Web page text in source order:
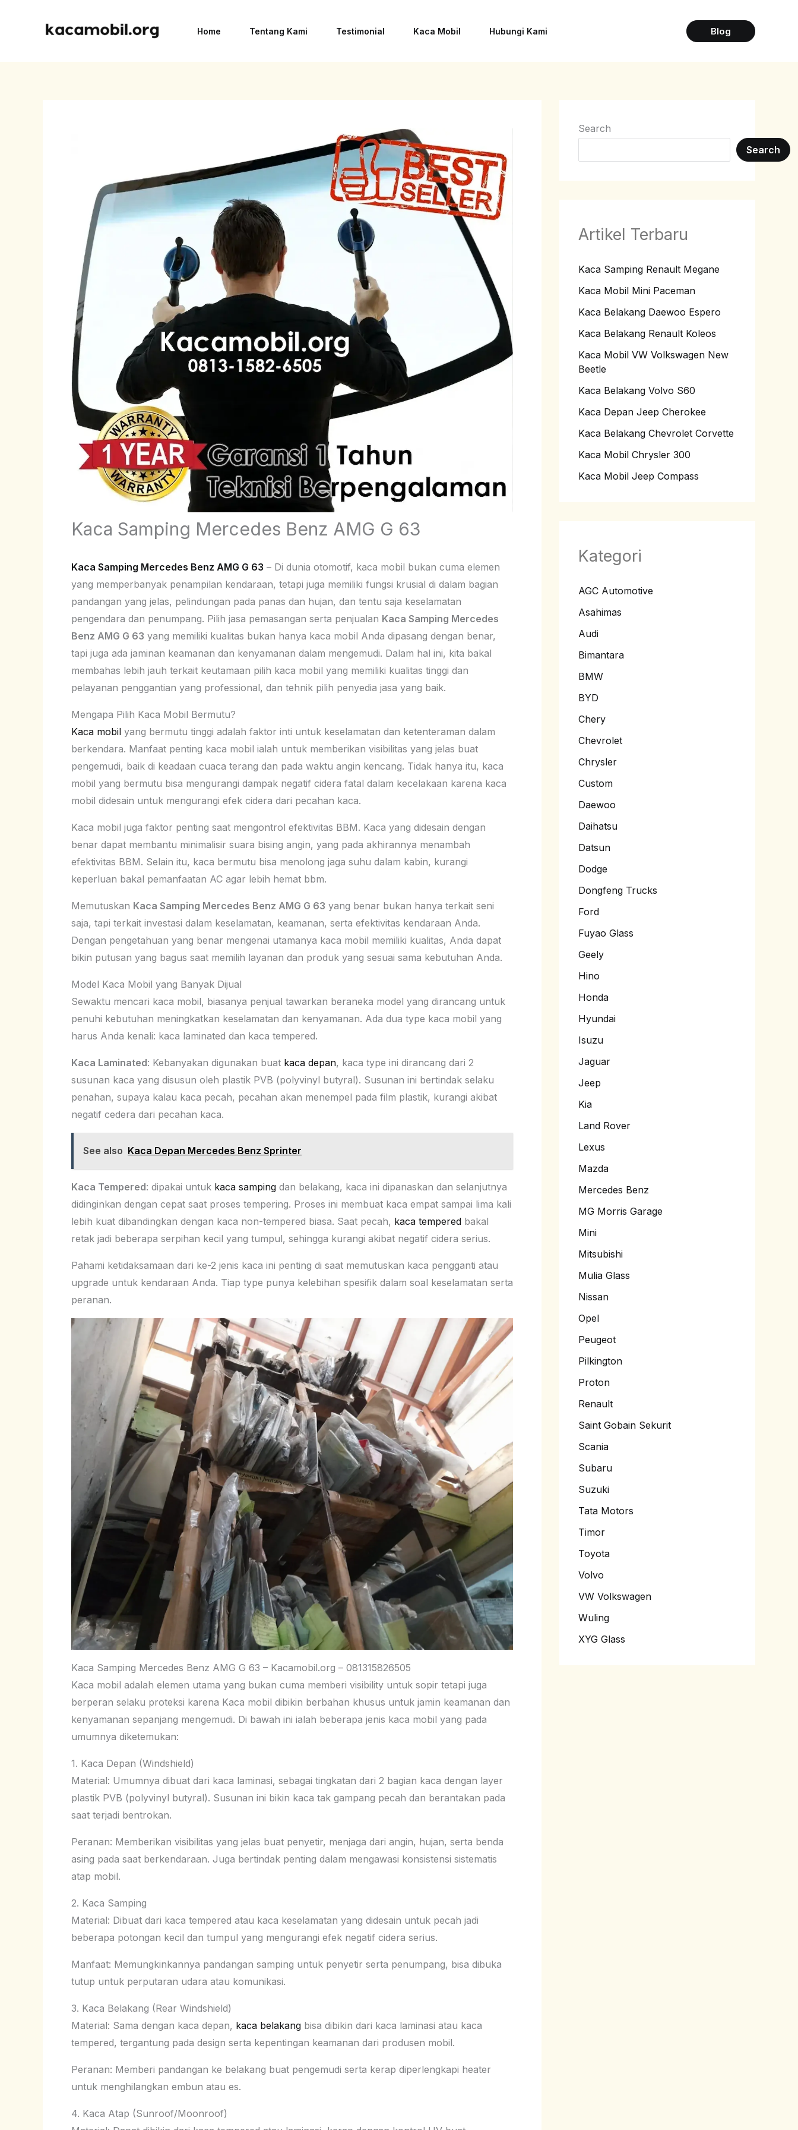
Home Tentang Kami Testimonial Kaca Mobil Hubungi Kami Blog
Kaca Samping Mercedes Benz AMG G 63
Kaca Samping Mercedes Benz AMG G 63 – Di dunia otomotif, kaca mobil bukan cuma elemen
yang memperbanyak penampilan kendaraan, tetapi juga memiliki fungsi krusial di dalam bagian
pandangan yang jelas, pelindungan pada panas dan hujan, dan tentu saja keselamatan
pengendara dan penumpang. Pilih jasa pemasangan serta penjualan Kaca Samping Mercedes
Benz AMG G 63 yang memiliki kualitas bukan hanya kaca mobil Anda dipasang dengan benar,
tapi juga ada jaminan keamanan dan kenyamanan dalam mengemudi. Dalam hal ini, kita bakal
membahas lebih jauh terkait keutamaan pilih kaca mobil yang memiliki kualitas tinggi dan
pelayanan penggantian yang professional, dan tehnik pilih penyedia jasa yang baik.
Mengapa Pilih Kaca Mobil Bermutu?
Kaca mobil yang bermutu tinggi adalah faktor inti untuk keselamatan dan ketenteraman dalam
berkendara. Manfaat penting kaca mobil ialah untuk memberikan visibilitas yang jelas buat
pengemudi, baik di keadaan cuaca terang dan pada waktu angin kencang. Tidak hanya itu, kaca
mobil yang bermutu bisa mengurangi dampak negatif cidera fatal dalam kecelakaan karena kaca
mobil didesain untuk mengurangi efek cidera dari pecahan kaca.
Kaca mobil juga faktor penting saat mengontrol efektivitas BBM. Kaca yang didesain dengan
benar dapat membantu minimalisir suara bising angin, yang pada akhirannya menambah
efektivitas BBM. Selain itu, kaca bermutu bisa menolong jaga suhu dalam kabin, kurangi
keperluan bakal pemanfaatan AC agar lebih hemat bbm.
Memutuskan Kaca Samping Mercedes Benz AMG G 63 yang benar bukan hanya terkait seni
saja, tapi terkait investasi dalam keselamatan, keamanan, serta efektivitas kendaraan Anda.
Dengan pengetahuan yang benar mengenai utamanya kaca mobil memiliki kualitas, Anda dapat
bikin putusan yang bagus saat memilih layanan dan produk yang sesuai sama kebutuhan Anda.
Model Kaca Mobil yang Banyak Dijual
Sewaktu mencari kaca mobil, biasanya penjual tawarkan beraneka model yang dirancang untuk
penuhi kebutuhan meningkatkan keselamatan dan kenyamanan. Ada dua type kaca mobil yang
harus Anda kenali: kaca laminated dan kaca tempered.
Kaca Laminated: Kebanyakan digunakan buat kaca depan, kaca type ini dirancang dari 2
susunan kaca yang disusun oleh plastik PVB (polyvinyl butyral). Susunan ini bertindak selaku
penahan, supaya kalau kaca pecah, pecahan akan menempel pada film plastik, kurangi akibat
negatif cedera dari pecahan kaca.
See also Kaca Depan Mercedes Benz Sprinter
Kaca Tempered: dipakai untuk kaca samping dan belakang, kaca ini dipanaskan dan selanjutnya
didinginkan dengan cepat saat proses tempering. Proses ini membuat kaca empat sampai lima kali
lebih kuat dibandingkan dengan kaca non-tempered biasa. Saat pecah, kaca tempered bakal
retak jadi beberapa serpihan kecil yang tumpul, sehingga kurangi akibat negatif cidera serius.
Pahami ketidaksamaan dari ke-2 jenis kaca ini penting di saat memutuskan kaca pengganti atau
upgrade untuk kendaraan Anda. Tiap type punya kelebihan spesifik dalam soal keselamatan serta
peranan.
Kaca Samping Mercedes Benz AMG G 63 – Kacamobil.org – 081315826505
Kaca mobil adalah elemen utama yang bukan cuma memberi visibility untuk sopir tetapi juga
berperan selaku proteksi karena Kaca mobil dibikin berbahan khusus untuk jamin keamanan dan
kenyamanan sepanjang mengemudi. Di bawah ini ialah beberapa jenis kaca mobil yang pada
umumnya diketemukan:
1. Kaca Depan (Windshield)
Material: Umumnya dibuat dari kaca laminasi, sebagai tingkatan dari 2 bagian kaca dengan layer
plastik PVB (polyvinyl butyral). Susunan ini bikin kaca tak gampang pecah dan berantakan pada
saat terjadi bentrokan.
Peranan: Memberikan visibilitas yang jelas buat penyetir, menjaga dari angin, hujan, serta benda
asing pada saat berkendaraan. Juga bertindak penting dalam mengawasi konsistensi sistematis
atap mobil.
2. Kaca Samping
Material: Dibuat dari kaca tempered atau kaca keselamatan yang didesain untuk pecah jadi
beberapa potongan kecil dan tumpul yang mengurangi efek negatif cidera serius.
Manfaat: Memungkinkannya pandangan samping untuk penyetir serta penumpang, bisa dibuka
tutup untuk perputaran udara atau komunikasi.
3. Kaca Belakang (Rear Windshield)
Material: Sama dengan kaca depan, kaca belakang bisa dibikin dari kaca laminasi atau kaca
tempered, tergantung pada design serta kepentingan keamanan dari produsen mobil.
Peranan: Memberi pandangan ke belakang buat pengemudi serta kerap diperlengkapi heater
untuk menghilangkan embun atau es.
4. Kaca Atap (Sunroof/Moonroof)
Search
Search
Artikel Terbaru
Kaca Samping Renault Megane
Kaca Mobil Mini Paceman
Kaca Belakang Daewoo Espero
Kaca Belakang Renault Koleos
Kaca Mobil VW Volkswagen New
Beetle
Kaca Belakang Volvo S60
Kaca Depan Jeep Cherokee
Kaca Belakang Chevrolet Corvette
Kaca Mobil Chrysler 300
Kaca Mobil Jeep Compass
Kategori
AGC Automotive
Asahimas
Audi
Bimantara
BMW
BYD
Chery
Chevrolet
Chrysler
Custom
Daewoo
Daihatsu
Datsun
Dodge
Dongfeng Trucks
Ford
Fuyao Glass
Geely
Hino
Honda
Hyundai
Isuzu
Jaguar
Jeep
Kia
Land Rover
Lexus
Mazda
Mercedes Benz
MG Morris Garage
Mini
Mitsubishi
Mulia Glass
Nissan
Opel
Peugeot
Pilkington
Proton
Renault
Saint Gobain Sekurit
Scania
Subaru
Suzuki
Tata Motors
Timor
Toyota
Volvo
VW Volkswagen
Wuling
XYG Glass